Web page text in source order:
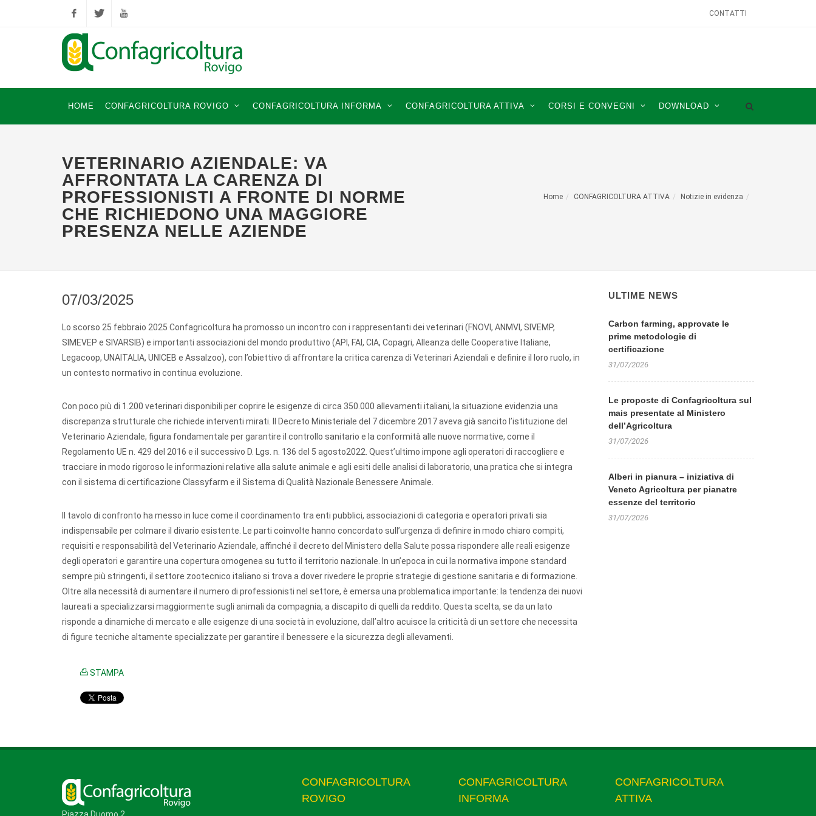
FacebookTwitter YouTube
CONTATTI
HOME CONFAGRICOLTURA ROVIGO CONFAGRICOLTURA INFORMA CONFAGRICOLTURA ATTIVA CORSI E CONVEGNI DOWNLOAD
VETERINARIO AZIENDALE: VA
AFFRONTATA LA CARENZA DI
PROFESSIONISTI A FRONTE DI NORME
CHE RICHIEDONO UNA MAGGIORE
PRESENZA NELLE AZIENDE
Home CONFAGRICOLTURA ATTIVA Notizie in evidenza
07/03/2025
Lo scorso 25 febbraio 2025 Confagricoltura ha promosso un incontro con i rappresentanti dei veterinari (FNOVI, ANMVI, SIVEMP,
SIMEVEP e SIVARSIB) e importanti associazioni del mondo produttivo (API, FAI, CIA, Copagri, Alleanza delle Cooperative Italiane,
Legacoop, UNAITALIA, UNICEB e Assalzoo), con l’obiettivo di affrontare la critica carenza di Veterinari Aziendali e definire il loro ruolo, in
un contesto normativo in continua evoluzione.
Con poco più di 1.200 veterinari disponibili per coprire le esigenze di circa 350.000 allevamenti italiani, la situazione evidenzia una
discrepanza strutturale che richiede interventi mirati. Il Decreto Ministeriale del 7 dicembre 2017 aveva già sancito l’istituzione del
Veterinario Aziendale, figura fondamentale per garantire il controllo sanitario e la conformità alle nuove normative, come il
Regolamento UE n. 429 del 2016 e il successivo D. Lgs. n. 136 del 5 agosto2022. Quest’ultimo impone agli operatori di raccogliere e
tracciare in modo rigoroso le informazioni relative alla salute animale e agli esiti delle analisi di laboratorio, una pratica che si integra
con il sistema di certificazione Classyfarm e il Sistema di Qualità Nazionale Benessere Animale.
Il tavolo di confronto ha messo in luce come il coordinamento tra enti pubblici, associazioni di categoria e operatori privati sia
indispensabile per colmare il divario esistente. Le parti coinvolte hanno concordato sull’urgenza di definire in modo chiaro compiti,
requisiti e responsabilità del Veterinario Aziendale, affinché il decreto del Ministero della Salute possa rispondere alle reali esigenze
degli operatori e garantire una copertura omogenea su tutto il territorio nazionale. In un’epoca in cui la normativa impone standard
sempre più stringenti, il settore zootecnico italiano si trova a dover rivedere le proprie strategie di gestione sanitaria e di formazione.
Oltre alla necessità di aumentare il numero di professionisti nel settore, è emersa una problematica importante: la tendenza dei nuovi
laureati a specializzarsi maggiormente sugli animali da compagnia, a discapito di quelli da reddito. Questa scelta, se da un lato
risponde a dinamiche di mercato e alle esigenze di una società in evoluzione, dall’altro acuisce la criticità di un settore che necessita
di figure tecniche altamente specializzate per garantire il benessere e la sicurezza degli allevamenti.
STAMPA
ULTIME NEWS
Carbon farming, approvate le
prime metodologie di
certificazione
31/07/2026
Le proposte di Confagricoltura sul
mais presentate al Ministero
dell’Agricoltura
31/07/2026
Alberi in pianura – iniziativa di
Veneto Agricoltura per pianatre
essenze del territorio
31/07/2026
CONFAGRICOLTURA
ROVIGO
CONFAGRICOLTURA
INFORMA
CONFAGRICOLTURA
ATTIVA